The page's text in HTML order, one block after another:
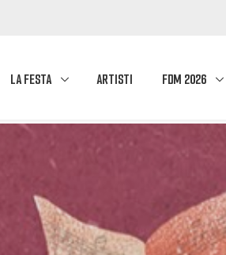
LA FESTA ARTISTI FDM 2026